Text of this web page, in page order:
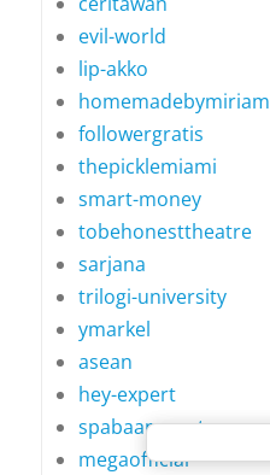
evil-world
lip-akko
homemadebymiriam
followergratis
thepicklemiami
smart-money
tobehonesttheatre
sarjana
trilogi-university
ymarkel
asean
hey-expert
spabaansuerte
megaofficial